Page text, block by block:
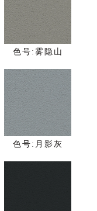
色号:雾隐山
色号:月影灰